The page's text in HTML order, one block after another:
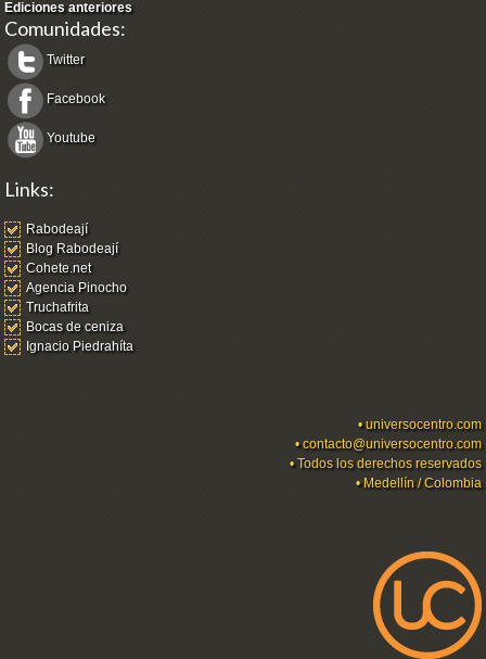
Ediciones anteriores
Comunidades:
Twitter
Facebook
Youtube
Links:
Rabodeají
Blog Rabodeají
Cohete.net
Agencia Pinocho
Truchafrita
Bocas de ceniza
Ignacio Piedrahíta
•universocentro.com
•contacto@universocentro.com
• Todos los derechos reservados
• Medellín / Colombia